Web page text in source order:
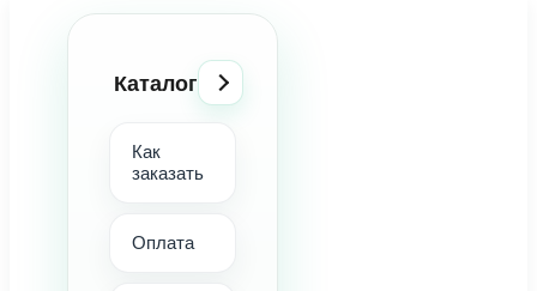
Каталог
Как
заказать
Оплата